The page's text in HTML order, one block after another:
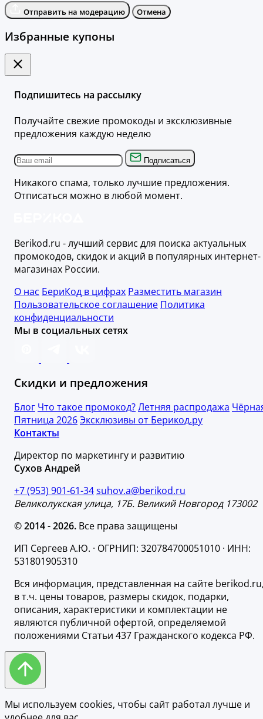
Отправить на модерацию Отмена
Избранные купоны
Подпишитесь на рассылку
Получайте свежие промокоды и эксклюзивные
предложения каждую неделю
Подписаться
Никакого спама, только лучшие предложения.
Отписаться можно в любой момент.
Berikod.ru - лучший сервис для поиска актуальных
промокодов, скидок и акций в популярных интернет-
магазинах России.
О нас БериКод в цифрах Разместить магазин
Пользовательское соглашение Политика
конфиденциальности
Мы в социальных сетях
Скидки и предложения
Блог Что такое промокод?Летняя распродажа
Пятница 2026Эксклюзивы от Берикод.ру
Контакты
Директор по маркетингу и развитию
Сухов Андрей
+7 (953) 901-61-34suhov.a@berikod.ru
Великолукская улица, 17Б. Великий Новгород 173002
© 2014 - 2026. Все права защищены
ИП Сергеев А.Ю. · ОГРНИП: 320784700051010 · ИНН:
531801905310
Вся информация, представленная на сайте
в т.ч. цены товаров, размеры скидок, подарки,
описания, характеристики и комплектации не
являются публичной офертой, определяемой
положениями Статьи 437 Гражданского кодекса РФ.
Мы используем cookies, чтобы сайт работал лучше и